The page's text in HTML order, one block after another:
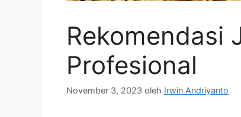
Rekomendasi
Profesional
November 3, 2023 oleh Irwin Andriyanto